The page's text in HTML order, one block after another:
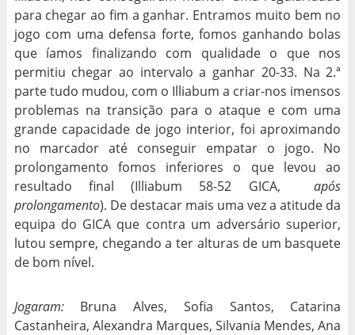
para chegar ao fim a ganhar. Entramos muito bem no
jogo com uma defensa forte, fomos ganhando bolas
que íamos finalizando com qualidade o que nos
permitiu chegar ao intervalo a ganhar 20-33. Na 2.ª
parte tudo mudou, com o Illiabum a criar-nos imensos
problemas na transição para o ataque e com uma
grande capacidade de jogo interior, foi aproximando
no marcador até conseguir empatar o jogo. No
prolongamento fomos inferiores o que levou ao
resultado final (Illiabum 58-52 GICA,após
prolongamento). De destacar mais uma vez a atitude da
equipa do GICA que contra um adversário superior,
lutou sempre, chegando a ter alturas de um basquete
de bom nível.
Jogaram:Bruna Alves, Sofia Santos, Catarina
Castanheira, Alexandra Marques, Silvania Mendes, Ana